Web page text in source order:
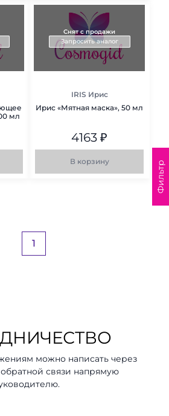
мл
Снят с продажи
Запросить аналог
IRIS Ирис
Ирис «Мятная маска», 50 мл
4163 ₽
В корзину
1
Фильтр
можно написать через
связи напрямую